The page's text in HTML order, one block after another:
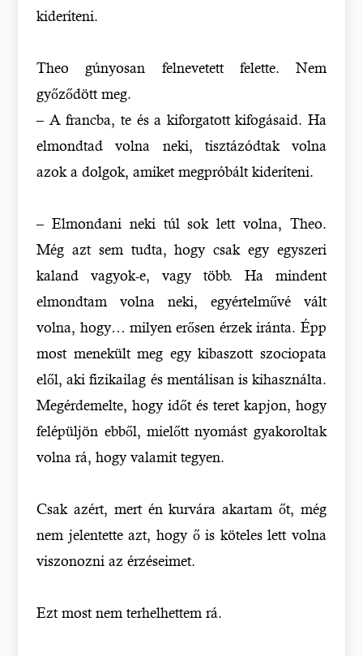
kideríteni.
Theo gúnyosan felnevetett felette. Nem
győződött meg.
– A francba, te és a kiforgatott kifogásaid. Ha
elmondtad volna neki, tisztázódtak volna
azok a dolgok, amiket megpróbált kideríteni.
– Elmondani neki túl sok lett volna, Theo.
Még azt sem tudta, hogy csak egy egyszeri
kaland vagyok-e, vagy több. Ha mindent
elmondtam volna neki, egyértelművé vált
volna, hogy… milyen erősen érzek iránta. Épp
most menekült meg egy kibaszott szociopata
elől, aki fizikailag és mentálisan is kihasználta.
Megérdemelte, hogy időt és teret kapjon, hogy
felépüljön ebből, mielőtt nyomást gyakoroltak
volna rá, hogy valamit tegyen.
Csak azért, mert én kurvára akartam őt, még
nem jelentette azt, hogy ő is köteles lett volna
viszonozni az érzéseimet.
Ezt most nem terhelhettem rá.